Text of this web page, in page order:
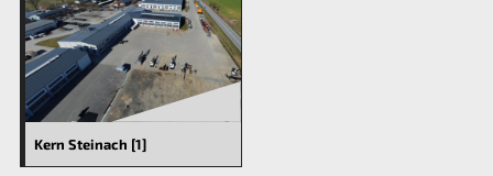
Kern Steinach [1]